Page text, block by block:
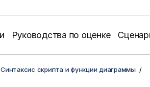
Руководства по оценке
Синтаксис скрипта и функции диаграммы